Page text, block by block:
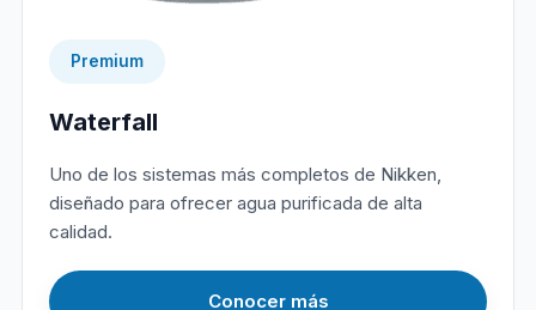
Premium
Waterfall
Uno de los sistemas más completos de Nikken,
diseñado para ofrecer agua purificada de alta
calidad.
Conocer más